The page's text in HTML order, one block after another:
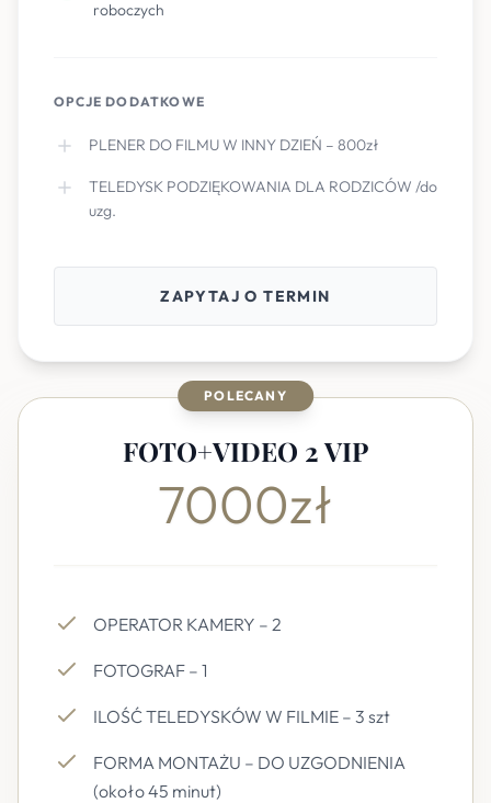
roboczych
OPCJE DODATKOWE
PLENER DO FILMU W INNY DZIEŃ – 800zł
TELEDYSK PODZIĘKOWANIA DLA RODZICÓW /do
uzg.
ZAPYTAJ O TERMIN
POLECANY
FOTO+VIDEO 2 VIP
7000zł
OPERATOR KAMERY – 2
FOTOGRAF – 1
ILOŚĆ TELEDYSKÓW W FILMIE – 3 szt
FORMA MONTAŻU – DO UZGODNIENIA
(około 45 minut)